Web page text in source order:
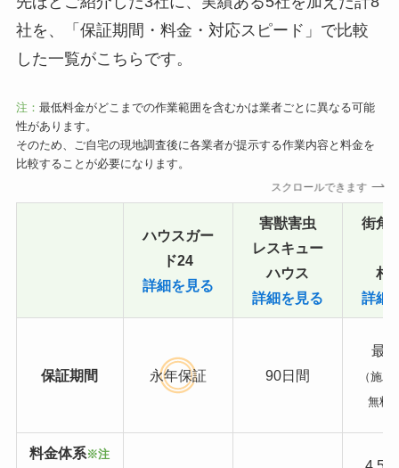
社を、「保証期間・料金・対応スピード」で比較
した一覧がこちらです。
注： 最低料金がどこまでの作業範囲を含むかは業者ごとに異なる可能
性があります。
そのため、ご自宅の現地調査後に各業者が提示する作業内容と料金を
比較することが必要になります。
スクロールできます
ハウスガー
ド24
詳細を見る
害獣害虫
レスキュー
ハウス
詳細を見る
街角
相
詳細
保証期間 永年保証 90日間
最
（施
無料
料金体系※注